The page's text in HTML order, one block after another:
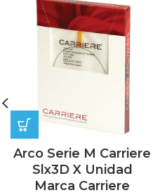
Arco Serie M Carriere
Slx3D X Unidad
Marca Carriere